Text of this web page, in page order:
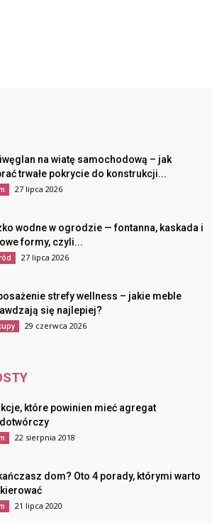
na wiatę samochodową – jak
trwałe pokrycie do konstrukcji...
27 lipca 2026
wodne w ogrodzie — fontanna, kaskada i
formy, czyli...
27 lipca 2026
strefy wellness – jakie meble
się najlepiej?
29 czerwca 2026
które powinien mieć agregat
22 sierpnia 2018
dom? Oto 4 porady, którymi warto
21 lipca 2020